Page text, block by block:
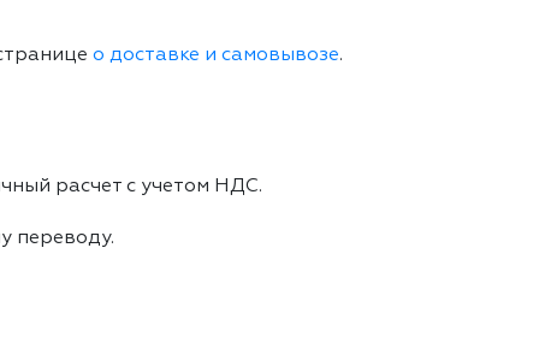
о доставке и самовывозе.
расчет с учетом НДС.
переводу.